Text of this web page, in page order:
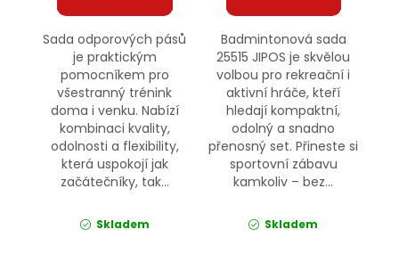
Sada odporových pásů
je praktickým
pomocníkem pro
všestranný trénink
doma i venku. Nabízí
kombinaci kvality,
odolnosti a flexibility,
která uspokojí jak
začátečníky, tak...
Skladem
Badmintonová sada
25515 JIPOS je skvělou
volbou pro rekreační i
aktivní hráče, kteří
hledají kompaktní,
odolný a snadno
přenosný set. Přineste si
sportovní zábavu
kamkoliv – bez...
Skladem